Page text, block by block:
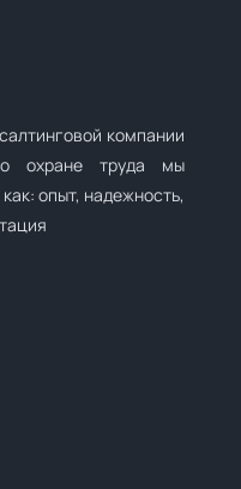
компании
охране труда мы
опыт, надежность,